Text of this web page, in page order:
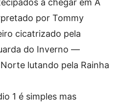
a chegar em A
por Tommy
cicatrizado pela
do Inverno —
lutando pela Rainha
1 é simples mas